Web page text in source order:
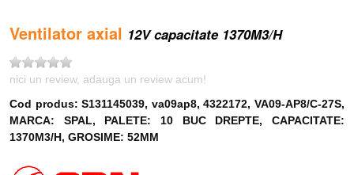
Ventilator axial 12V capacitate 1370M3/H
nici un review, adauga un review acum!
Cod produs: S131145039, va09ap8, 4322172, VA09-AP8/C-27S,
MARCA: SPAL, PALETE: 10 BUC DREPTE, CAPACITATE:
1370M3/H, GROSIME: 52MM